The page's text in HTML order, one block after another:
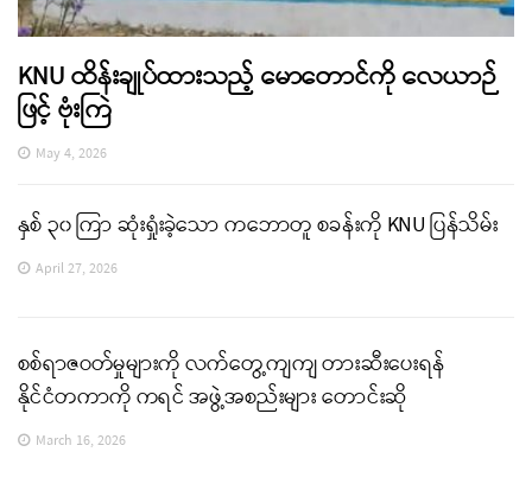
KNU ထိန်းချုပ်ထားသည့် မောတောင်ကို လေယာဉ်
ဖြင့် ဗုံးကြဲ
May 4, 2026
နှစ် ၃၀ ကြာ ဆုံးရှုံးခဲ့သော ကဘောတူ စခန်းကို KNU ပြန်သိမ်း
April 27, 2026
စစ်ရာဇဝတ်မှုများကို လက်တွေ့ကျကျ တားဆီးပေးရန်
နိုင်ငံတကာကို ကရင် အဖွဲ့အစည်းများ တောင်းဆို
March 16, 2026